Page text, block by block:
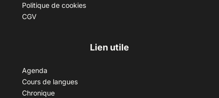
Politique de cookies
CGV
Lien utile
Agenda
Cours de langues
Chronique